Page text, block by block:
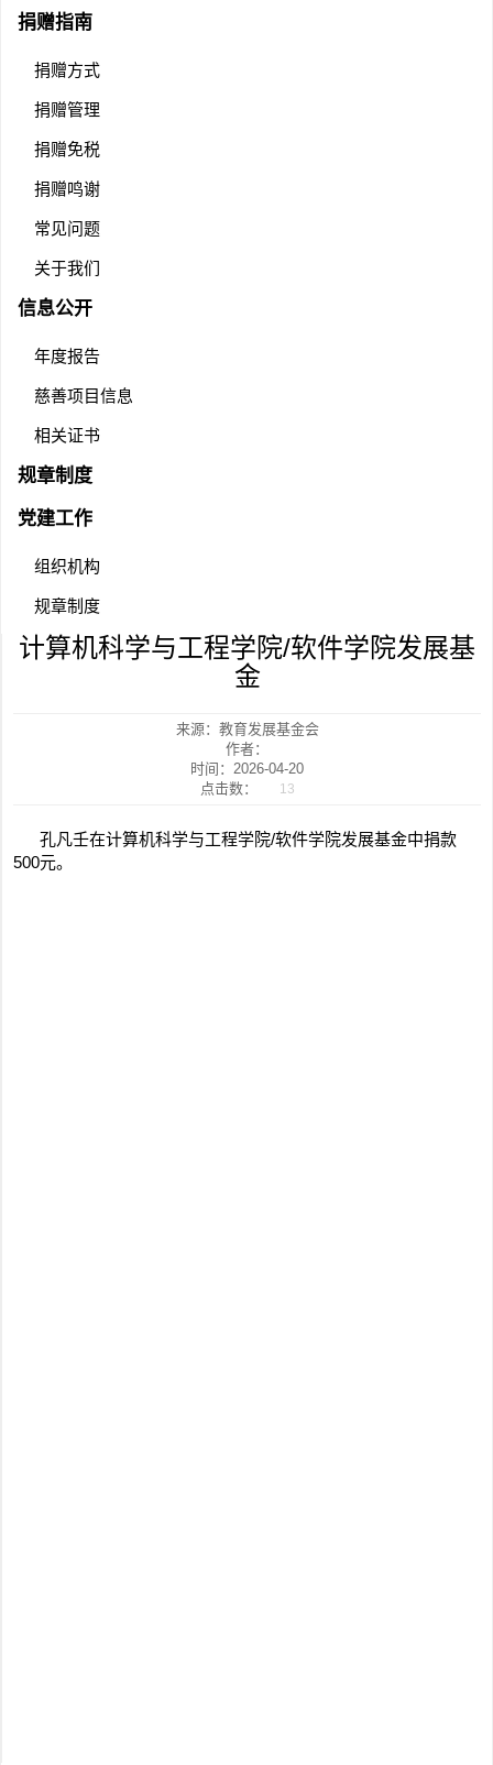
捐赠指南
捐赠方式
捐赠管理
捐赠免税
捐赠鸣谢
常见问题
关于我们
信息公开
年度报告
慈善项目信息
相关证书
规章制度
党建工作
组织机构
规章制度
计算机科学与工程学院/软件学院发展基
金
来源：教育发展基金会
作者：
时间：2026-04-20
点击数：
13
孔凡壬在计算机科学与工程学院/软件学院发展基金中捐款
500元。